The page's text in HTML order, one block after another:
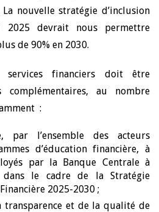
nouvelle stratégie d’inclusion
2025 devrait nous permettre
de 90% en 2030.
services financiers doit être
complémentaires, au nombre
:
par l’ensemble des acteurs
d’éducation financière, à
par la Banque Centrale à
dans le cadre de la Stratégie
2025-2030 ;
transparence et de la qualité de